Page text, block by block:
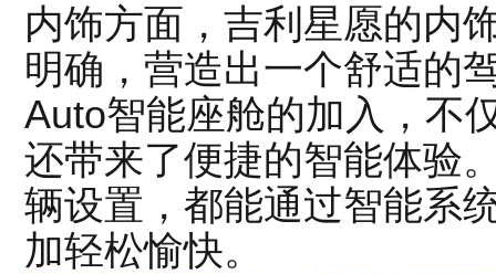
内饰方面，吉利星愿的内
明确，营造出一个舒适的
Auto智能座舱的加入，不
还带来了便捷的智能体验
辆设置，都能通过智能系
加轻松愉快。